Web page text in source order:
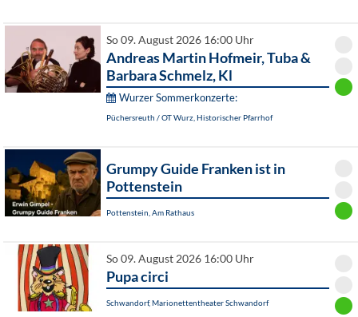
So 09. August 2026 16:00 Uhr
Andreas Martin Hofmeir, Tuba &
Barbara Schmelz, Kl
Wurzer Sommerkonzerte:
Püchersreuth / OT Wurz, Historischer Pfarrhof
Grumpy Guide Franken ist in
Pottenstein
Pottenstein, Am Rathaus
So 09. August 2026 16:00 Uhr
Pupa circi
Schwandorf, Marionettentheater Schwandorf